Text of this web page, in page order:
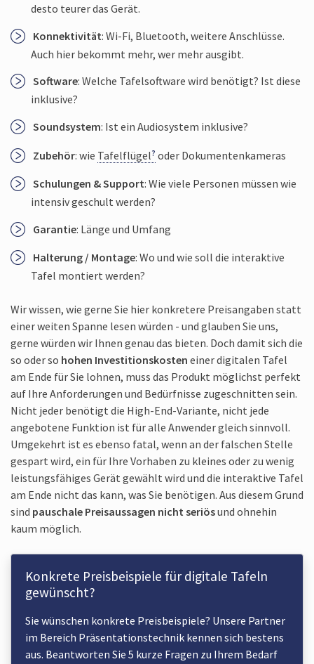
desto teurer das Gerät.
Konnektivität: Wi-Fi, Bluetooth, weitere Anschlüsse.
Auch hier bekommt mehr, wer mehr ausgibt.
Software: Welche Tafel­software wird benötigt? Ist diese
inklusive?
Soundsystem: Ist ein Audiosystem inklusive?
Zubehör: wie Tafelflügel oder Dokumenten­kameras
Schulungen & Support: Wie viele Personen müssen wie
intensiv geschult werden?
Garantie: Länge und Umfang
Halterung / Montage: Wo und wie soll die interaktive
Tafel montiert werden?
Wir wissen, wie gerne Sie hier konkretere Preis­angaben statt
einer weiten Spanne lesen würden - und glauben Sie uns,
gerne würden wir Ihnen genau das bieten. Doch damit sich die
so oder so hohen Investitions­kosten einer digitalen Tafel
am Ende für Sie lohnen, muss das Produkt möglichst perfekt
auf Ihre Anforderungen und Bedürfnisse zu­geschnitten sein.
Nicht jeder benötigt die High-End-Variante, nicht jede
angebotene Funktion ist für alle Anwender gleich sinnvoll.
Umgekehrt ist es ebenso fatal, wenn an der falschen Stelle
gespart wird, ein für Ihre Vorhaben zu kleines oder zu wenig
leistungs­fähiges Gerät gewählt wird und die interaktive Tafel
am Ende nicht das kann, was Sie benötigen. Aus diesem Grund
sind pauschale Preis­aussagen nicht seriösund ohnehin
kaum möglich.
Konkrete Preisbeispiele für digitale Tafeln
gewünscht?
Sie wünschen konkrete Preis­beispiele? Unsere Partner
im Bereich Präsentations­technik kennen sich bestens
aus. Beantworten Sie 5 kurze Fragen zu Ihrem Bedarf